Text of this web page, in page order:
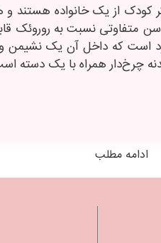
کودک از یک خانواده هستند
متفاوتی نسبت به روروئک
است که داخل آن یک نشیمن
چرخ‌دار همراه با یک دسته
ادامه مطلب